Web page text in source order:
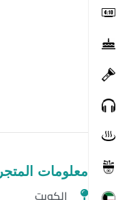
معلومات المتجر
الكويت